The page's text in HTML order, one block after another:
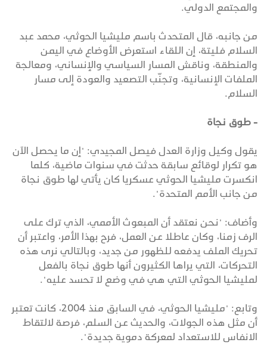
والمجتمع الدولي.
من جانبه، قال المتحدث باسم مليشيا الحوثي، محمد عبد
السلام فليتة، إن اللقاء استعرض الأوضاع في اليمن
والمنطقة، وناقش المسار السياسي والإنساني، ومعالجة
الملفات الإنسانية، وتجنّب التصعيد والعودة إلى مسار
السلام.
- طوق نجاة
يقول وكيل وزارة العدل فيصل المجيدي: "إن ما يحصل الآن
هو تكرار لوقائع سابقة حدثت في سنوات ماضية، كلما
انكسرت مليشيا الحوثي عسكريا كان يأتي لها طوق نجاة
من جانب الأمم المتحدة".
وأضاف: "نحن نعتقد أن المبعوث الأممي، الذي ترك على
الرف زمنا، وكان عاطلا عن العمل، فرح بهذا الأمر، واعتبر أن
تحريك الملف يدفعه للظهور من جديد، وبالتالي نرى هذه
التحركات، التي يراها الكثيرون أنها طوق نجاة بالفعل
لمليشيا الحوثي التي هي في وضع لا تحسد عليه".
وتابع: "مليشيا الحوثي، في السابق منذ 2004، كانت تعتبر
أن مثل هذه الجولات، والحديث عن السلم، فرصة لالتقاط
الانفاس للاستعداد لمعركة دموية جديدة".